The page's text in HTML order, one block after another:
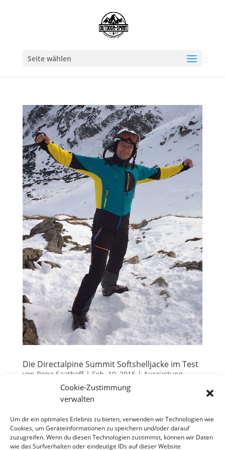
Cookie-Zustimmung
verwalten
Um dir ein optimales Erlebnis zu bieten, verwenden wir Technologien wie
Cookies, um Geräteinformationen zu speichern und/oder darauf
zuzugreifen. Wenn du diesen Technologien zustimmst, können wir Daten
wie das Surfverhalten oder eindeutige IDs auf dieser Website
Seite wählen
Die Directalpine Summit Softshelljacke im Test
von Rene Saathoff| Feb. 10, 2015 | Ausrüstung
Ich muss zugeben, dass ich in den letzten Jahren bei
großen und bekannten Marken vertraut habe. Doch
zunehmend entdecke ich neue oder mir
unbekannte Namen auf dem Markt, die sich zu